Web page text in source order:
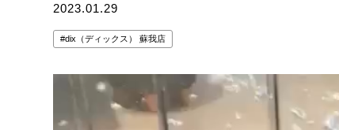
2023.01.29
dix（ディックス） 蘇我店